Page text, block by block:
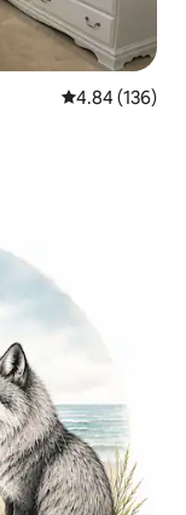
平均评分 4.84
4.84 (136)